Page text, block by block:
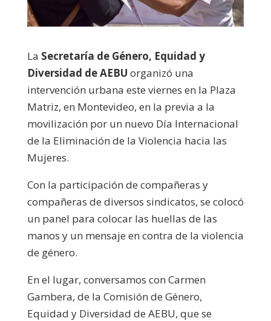
La Secretaría de Género, Equidad y
Diversidad de AEBU organizó una
intervención urbana este viernes en la Plaza
Matriz, en Montevideo, en la previa a la
movilización por un nuevo Día Internacional
de la Eliminación de la Violencia hacia las
Mujeres.
Con la participación de compañeras y
compañeras de diversos sindicatos, se colocó
un panel para colocar las huellas de las
manos y un mensaje en contra de la violencia
de género.
En el lugar, conversamos con Carmen
Gambera, de la Comisión de Género,
Equidad y Diversidad de AEBU, que se